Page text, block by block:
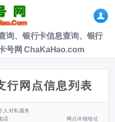
询、银行卡信息查询、银行
号网 ChaKaHao.com
行网点信息列表
人对私服务
话
网点详细地址